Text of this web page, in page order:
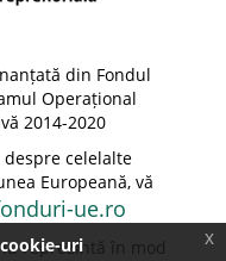
din Fondul
Operațional
2014-2020
celelalte
Europeană, vă
ue.ro
reprezintă în mod
uri x